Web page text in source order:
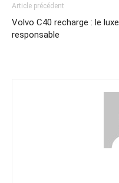
Article précédent
Volvo C40 recharge : le luxe
responsable